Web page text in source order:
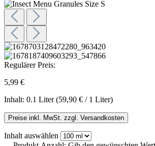
Regulärer Preis:
5,99 €
Inhalt: 0.1 Liter(59,90 € / 1 Liter)
Preise inkl. MwSt. zzgl. Versandkosten
Inhalt auswählen